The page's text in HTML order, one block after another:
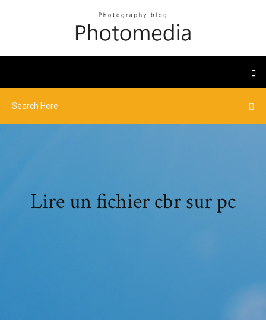
Lire un fichier cbr sur pc